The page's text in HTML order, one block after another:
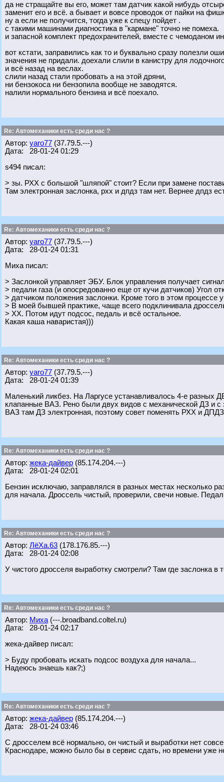
да не стращайте вы его, может там датчик какой нибудь
заменит его и всё. а бывает и вовсе проводок от пайки на
ну а если не получится, тогда уже к спецу пойдет .
с такими машинами диагностика в "кармане" точно не помеха.
и запасной комплект предохранителей, вместе с чемоданом
вот кстати, заправились как то и буквально сразу полезли
значения не придали. доехали слили в канистру для
и всё назад на веслах.
слили назад стали пробовать а на этой дряни,
ни бензокоса ни бензопила вообще не заводятся.
налили нормального бензина и всё поехало.
Re: Автомеханики есть среди нас ?
Автор: yaro77 (37.79.5.---)
Дата: 28-01-24 01:29
s494 писал:
> зы. РХХ с большой "шляпой" стоит? Если при замене
Там электронная заслонка, рхх и дпдз там нет. Вернее дпдз
Re: Автомеханики есть среди нас ?
Автор: yaro77 (37.79.5.---)
Дата: 28-01-24 01:31
Миха писал:
> Заслонкой управляет ЭБУ. Блок управления получает
> педали газа (и опосредованно еще от кучи датчиков) Угол
> датчиком положения заслонки. Кроме того в этом процессе
> В моей бывшей практике, чаще всего подклинивала
> ХХ. Потом идут подсос, педаль и всё остальное.
Какая каша наваристая)))
Re: Автомеханики есть среди нас ?
Автор: yaro77 (37.79.5.---)
Дата: 28-01-24 01:39
Маленький ликбез. На Ларгусе устанавливалось 4-е разных
клапанные ВАЗ. Рено были двух видов с механической ДЗ и
ВАЗ там ДЗ электронная, поэтому совет поменять РХХ и
Re: Автомеханики есть среди нас ?
Автор: жека-дайвер (85.174.204.---)
Дата: 28-01-24 02:01
Бензин исключаю, заправлялся в разных местах несколько
для начала. Дроссель чистый, проверили, свечи новые.
Re: Автомеханики есть среди нас ?
Автор: ЛёХа.63 (178.176.85.---)
Дата: 28-01-24 02:08
У чистого дросселя выработку смотрели? Там где заслонка в
Re: Автомеханики есть среди нас ?
Автор: Миха (---.broadband.coltel.ru)
Дата: 28-01-24 02:17
жека-дайвер писал:
> Буду пробовать искать подсос воздуха для начала...
Надеюсь знаешь как?;)
Re: Автомеханики есть среди нас ?
Автор: жека-дайвер (85.174.204.---)
Дата: 28-01-24 03:46
С дросселем всё нормально, он чистый и выработки нет
Краснодаре, можно было бы в сервис сдать, но времени уже